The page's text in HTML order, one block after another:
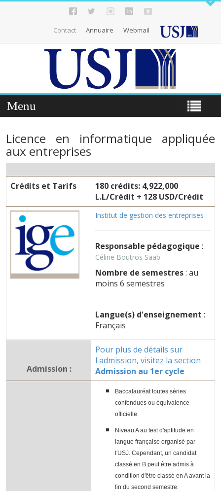
Contact Annuaire Webmail
Menu
Licence en informatique appliquée
aux entreprises
Crédits et Tarifs
180 crédits: 4,922,000
L.L/Crédit + 128 USD/Crédit
Institut de gestion des entreprises
Responsable pédagogique :
Céline Boutros Saab
Nombre de semestres: au
moins 6 semestres
Langue(s) d'enseignement :
Français
Admission :
Pour plus de détails sur
l'admission, visitez la section
Admission au 1er cycle
Baccalauréat toutes séries
confondues ou équivalence
officielle
Niveau A au test d'aptitude en
langue française organisé par
l'USJ. Cependant, un candidat
classé en B peut être admis à
condition d'être classé en A avant la
fin du second semestre.